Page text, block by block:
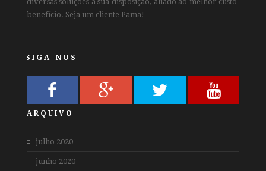
benefício. Seja um cliente Pama!
SIGA-NOS
ARQUIVO
julho 2020
junho 2020